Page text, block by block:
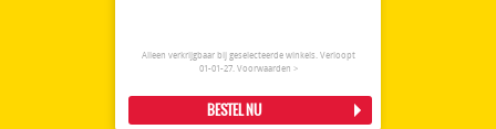
Alleen verkrijgbaar bij geselecteerde winkels. Verloopt
01-01-27. Voorwaarden >
BESTEL NU